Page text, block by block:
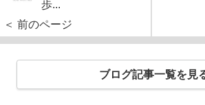
歩...
＜ 前のページ
ブログ記事一覧を見